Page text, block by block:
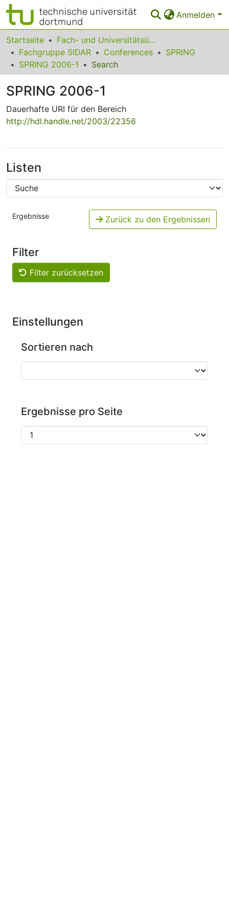
Anmelden
Bereiche & Sammlungen
Das gesamte Repositorium
Leitlinien
Startseite
Fach- und Universitätsübergreifendes
Fachgruppe SIDAR
Conferences
SPRING
SPRING 2006-1
Search
SPRING 2006-1
Dauerhafte URI für den Bereich
http://hdl.handle.net/2003/22356
Listen
Ergebnisse Zurück zu den Ergebnissen
Filter
Filter zurücksetzen
Einstellungen
Sortieren nach
Ergebnisse pro Seite